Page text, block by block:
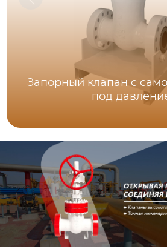
Запорный клапан с
под